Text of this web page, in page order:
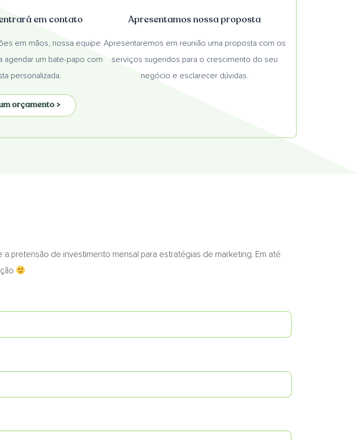
em contato
em mãos, nossa equipe
agendar um bate-papo com
personalizada.
Apresentamos nossa proposta
Apresentaremos em reunião uma proposta com os
serviços sugeridos para o crescimento do seu
negócio e esclarecer dúvidas.
orçamento >
pretensão de investimento mensal para estratégias de marketing. Em até